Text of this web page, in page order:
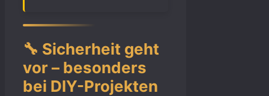
🔧 Sicherheit geht
vor – besonders
bei DIY-Projekten